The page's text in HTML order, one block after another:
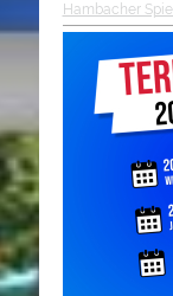
Hambacher